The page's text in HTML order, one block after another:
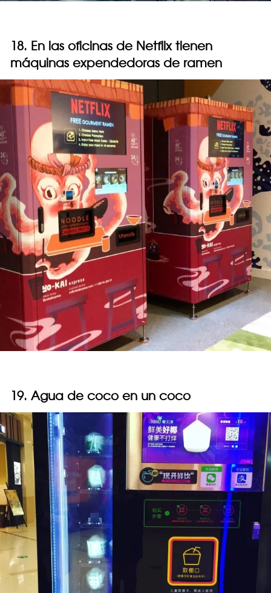
18. En las oficinas de Netflix tienen
máquinas expendedoras de ramen
19. Agua de coco en un coco